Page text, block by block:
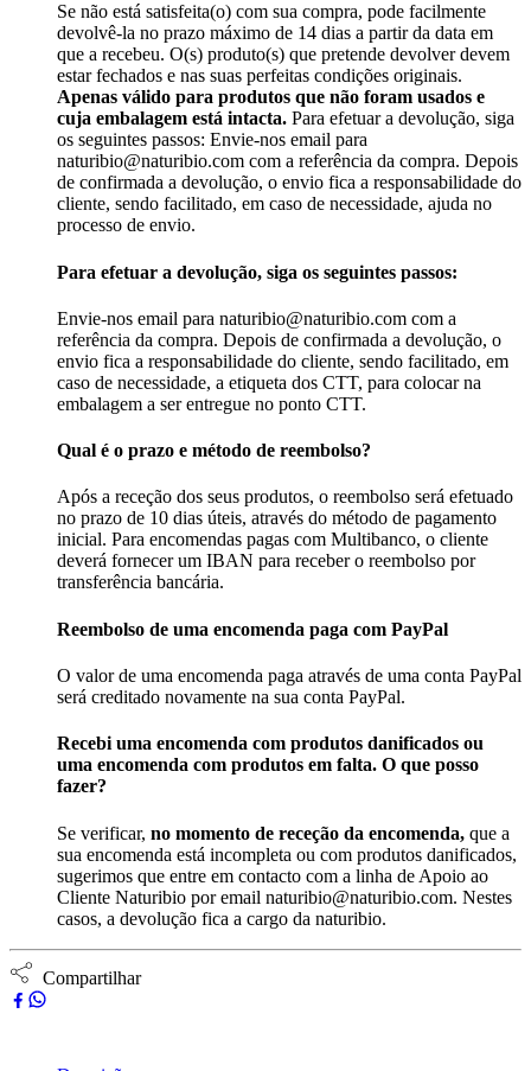
Se não está satisfeita(o) com sua compra, pode facilmente
devolvê-la no prazo máximo de 14 dias a partir da data em
que a recebeu. O(s) produto(s) que pretende devolver devem
estar fechados e nas suas perfeitas condições originais.
Apenas válido para produtos que não foram usados e
cuja embalagem está intacta. Para efetuar a devolução, siga
os seguintes passos: Envie-nos email para
naturibio@naturibio.com com a referência da compra. Depois
de confirmada a devolução, o envio fica a responsabilidade do
cliente, sendo facilitado, em caso de necessidade, ajuda no
processo de envio.
Para efetuar a devolução, siga os seguintes passos:
Envie-nos email para naturibio@naturibio.com com a
referência da compra. Depois de confirmada a devolução, o
envio fica a responsabilidade do cliente, sendo facilitado, em
caso de necessidade, a etiqueta dos CTT, para colocar na
embalagem a ser entregue no ponto CTT.
Qual é o prazo e método de reembolso?
Após a receção dos seus produtos, o reembolso será efetuado
no prazo de 10 dias úteis, através do método de pagamento
inicial. Para encomendas pagas com Multibanco, o cliente
deverá fornecer um IBAN para receber o reembolso por
transferência bancária.
Reembolso de uma encomenda paga com PayPal
O valor de uma encomenda paga através de uma conta PayPal
será creditado novamente na sua conta PayPal.
Recebi uma encomenda com produtos danificados ou
uma encomenda com produtos em falta. O que posso
fazer?
Se verificar, no momento de receção da encomenda, que a
sua encomenda está incompleta ou com produtos danificados,
sugerimos que entre em contacto com a linha de Apoio ao
Cliente Naturibio por email naturibio@naturibio.com. Nestes
casos, a devolução fica a cargo da naturibio.
Compartilhar